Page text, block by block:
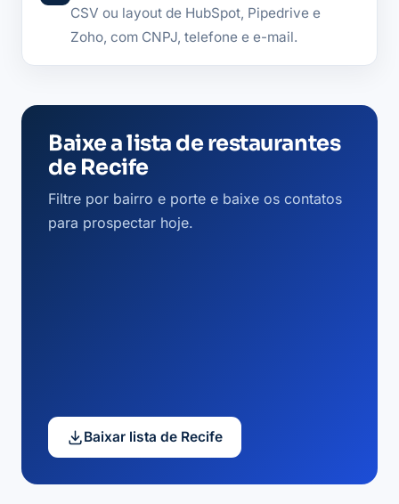
CSV ou layout de HubSpot, Pipedrive e
Zoho, com CNPJ, telefone e e-mail.
Baixe a lista de restaurantes
de Recife
Filtre por bairro e porte e baixe os contatos
para prospectar hoje.
Baixar lista de Recife